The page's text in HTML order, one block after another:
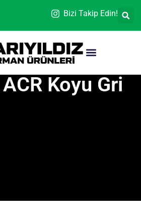
Bizi Takip Edin!
Koyu Gri